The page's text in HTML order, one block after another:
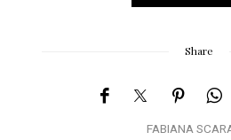
Share
FABIANA